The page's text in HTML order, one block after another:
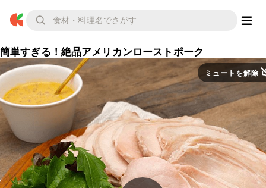
簡単すぎる！絶品アメリカンローストポーク
ミュートを解除